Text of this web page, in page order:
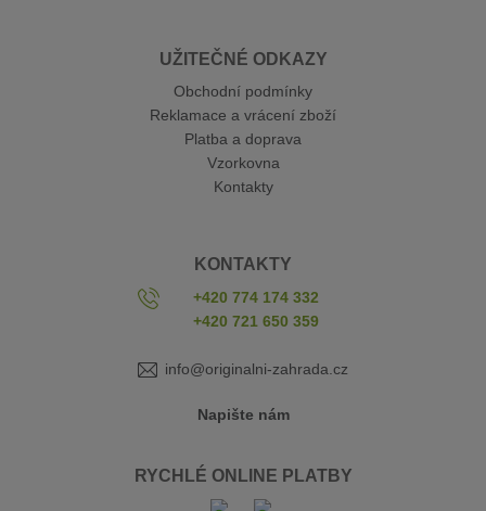
UŽITEČNÉ ODKAZY
Obchodní podmínky
Reklamace a vrácení zboží
Platba a doprava
Vzorkovna
Kontakty
KONTAKTY
+420 774 174 332
+420 721 650 359
info@originalni-zahrada.cz
Napište nám
RYCHLÉ ONLINE PLATBY